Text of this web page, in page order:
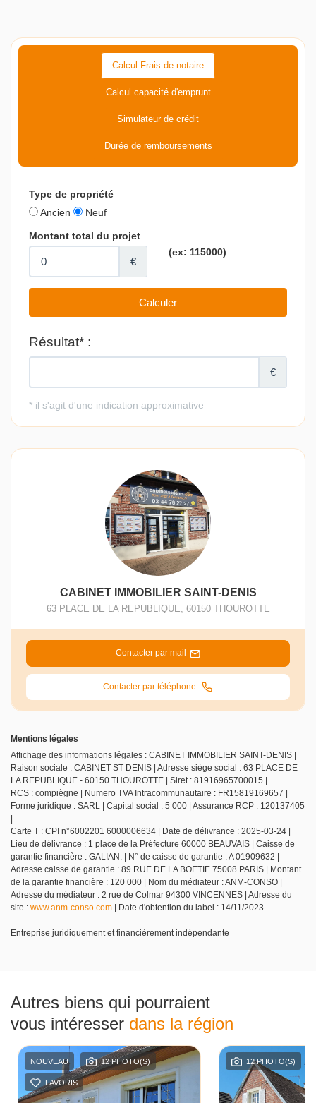
Calcul Frais de notaire
Calcul capacité d'emprunt
Simulateur de crédit
Durée de remboursements
CABINET IMMOBILIER SAINT-DENIS
63 PLACE DE LA REPUBLIQUE, 60150 THOUROTTE
Contacter par mail
Contacter par téléphone
Mentions légales
Affichage des informations légales : CABINET IMMOBILIER SAINT-DENIS |
Raison sociale : CABINET ST DENIS | Adresse siège social : 63 PLACE DE
LA REPUBLIQUE - 60150 THOUROTTE | Siret : 81916965700015 |
RCS : compiègne | Numero TVA Intracommunautaire : FR15819169657 |
Forme juridique : SARL | Capital social : 5 000 | Assurance RCP : 120137405
Carte T : CPI n°6002201 6000006634 | Date de délivrance : 2025-03-24 |
Lieu de délivrance : 1 place de la Préfecture 60000 BEAUVAIS | Caisse de
garantie financière : GALIAN. | N° de caisse de garantie : A 01909632 |
Adresse caisse de garantie : 89 RUE DE LA BOETIE 75008 PARIS | Montant
de la garantie financière : 120 000 | Nom du médiateur : ANM-CONSO |
Adresse du médiateur : 2 rue de Colmar 94300 VINCENNES | Adresse du
site : www.anm-conso.com | Date d'obtention du label : 14/11/2023
Entreprise juridiquement et financièrement indépendante
Autres biens qui pourraient
vous intéresser dans la région
NOUVEAU 12 PHOTO(S)
FAVORIS
12 PHOTO(S)